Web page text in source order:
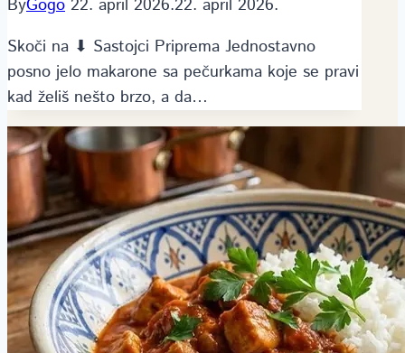
ByGogo 22. april 2026.22. april 2026.
Skoči na ⬇ Sastojci Priprema Jednostavno
posno jelo makarone sa pečurkama koje se pravi
kad želiš nešto brzo, a da…